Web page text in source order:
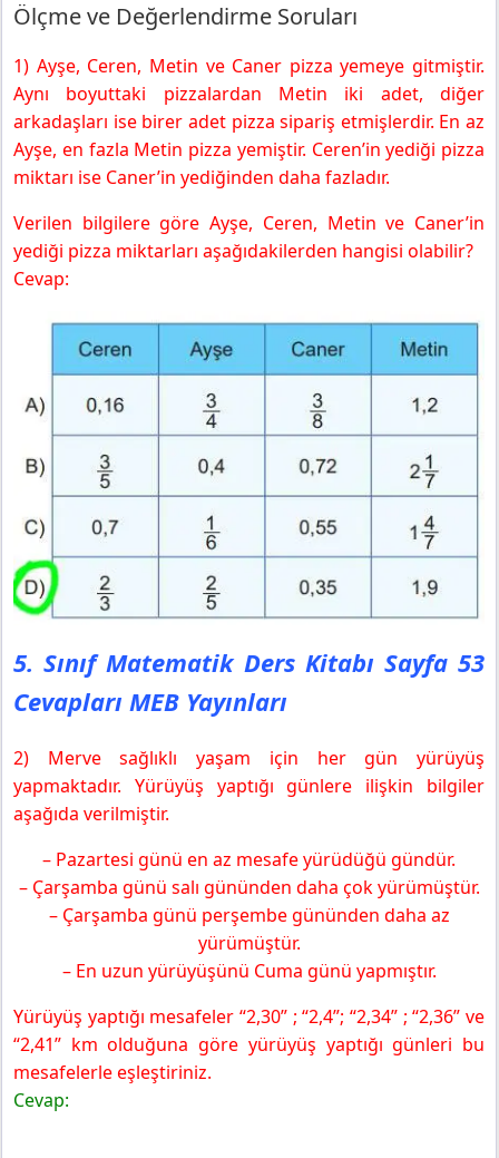
5. Sınıf Matematik Ders Kitabı Sayfa 54 Cevapları MEB
5. Sınıf Matematik Ders Kitabı Sayfa 55 Cevapları MEB
Yayınları
Ölçme ve Değerlendirme Soruları
1) Ayşe, Ceren, Metin ve Caner pizza yemeye gitmiştir.
Aynı boyuttaki pizzalardan Metin iki adet, diğer
arkadaşları ise birer adet pizza sipariş etmişlerdir. En az
Ayşe, en fazla Metin pizza yemiştir. Ceren’in yediği pizza
miktarı ise Caner’in yediğinden daha fazladır.
Verilen bilgilere göre Ayşe, Ceren, Metin ve Caner’in
yediği pizza miktarları aşağıdakilerden hangisi olabilir?
Cevap:
5. Sınıf Matematik Ders Kitabı Sayfa 53
Cevapları MEB Yayınları
2) Merve sağlıklı yaşam için her gün yürüyüş
yapmaktadır. Yürüyüş yaptığı günlere ilişkin bilgiler
aşağıda verilmiştir.
– Pazartesi günü en az mesafe yürüdüğü gündür.
– Çarşamba günü salı gününden daha çok yürümüştür.
– Çarşamba günü perşembe gününden daha az
yürümüştür.
– En uzun yürüyüşünü Cuma günü yapmıştır.
Yürüyüş yaptığı mesafeler “2,30” ; “2,4”; “2,34” ; “2,36” ve
“2,41” km olduğuna göre yürüyüş yaptığı günleri bu
mesafelerle eşleştiriniz.
Cevap: